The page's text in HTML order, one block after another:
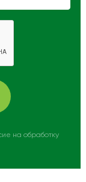
на обработку